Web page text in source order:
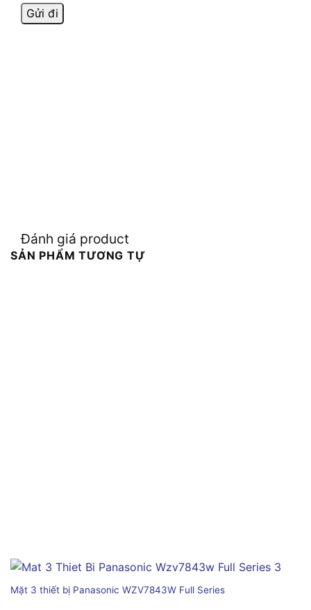
Đánh giá product
SẢN PHẨM TƯƠNG TỰ
Mặt 3 thiết bị Panasonic WZV7843W Full Series